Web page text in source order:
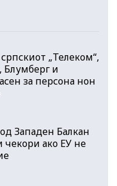
„Телеком“,
Блумберг и
за персона нон
Западен Балкан
чекори ако ЕУ не